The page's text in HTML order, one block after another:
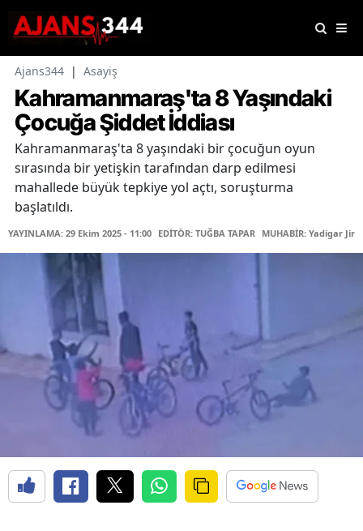
Ajans344 | Asayiş
Kahramanmaraş'ta 8 Yaşındaki
Çocuğa Şiddet İddiası
Kahramanmaraş'ta 8 yaşındaki bir çocuğun oyun
sırasında bir yetişkin tarafından darp edilmesi
mahallede büyük tepkiye yol açtı, soruşturma
başlatıldı.
YAYINLAMA: 29 Ekim 2025 - 11:00 EDİTÖR: TUĞBA TAPAR MUHABİR: Yadigar Jira